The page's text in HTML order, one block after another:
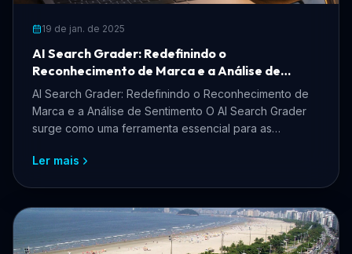
19 de jan. de 2025
AI Search Grader: Redefinindo o
Reconhecimento de Marca e a Análise de
Sentimento
AI Search Grader: Redefinindo o Reconhecimento de
Marca e a Análise de Sentimento O AI Search Grader
surge como uma ferramenta essencial para as
Ler mais